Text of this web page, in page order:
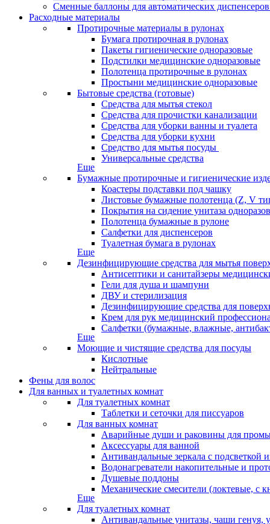
Сменные баллоны для автоматических
Расходные материалы
Протирочные материалы в рулонах
Бумага протирочная в рулонах
Пакеты гигиенические одноразовые
Подстилки медицинские одноразовые
Полотенца протирочные в рулонах
Простыни медицинские одноразовые
Бытовые средства (готовые)
Средства для мытья стекол
Средства для прочистки канализации
Средства для уборки ванны и туалета
Средства для уборки кухни
Средство для мытья посуды
Универсальные средства
Еще
Бумажные протирочные и гигиенические
Коастеры подставки под чашку
Листовые бумажные полотенца (Z, V
Покрытия на сидение унитаза
Полотенца бумажные в рулоне
Салфетки для диспенсеров
Туалетная бумага в рулонах
Еще
Дезинфицирующие средства для мытья
Антисептики и санитайзеры
Гели для душа и шампуни
ДВУ и стерилизация
Дезинфицирующие средства для
Крем для рук медицинский
Салфетки (бумажные, влажные,
Еще
Моющие и чистящие средства для посуды
Кислотные
Нейтральные
Фены для волос
Для ванных и туалетных комнат
Для туалетных комнат
Таблетки и сеточки для писсуаров
Для ванных комнат
Аварийные души и раковины для
Аксессуары для ванной
Антивандальные зеркала с подсветкой
Водонагреватели накопительные и
Душевые поддоны
Механические смесители (локтевые, с
Еще
Для туалетных комнат
Антивандальные унитазы, чаши генуя,